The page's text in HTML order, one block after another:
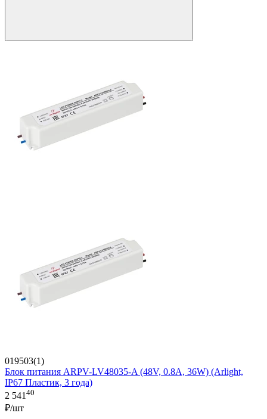
019503(1)
Блок питания ARPV-LV48035-A (48V, 0.8A, 36W) (Arlight,
IP67 Пластик, 3 года)
2 54140
₽/шт